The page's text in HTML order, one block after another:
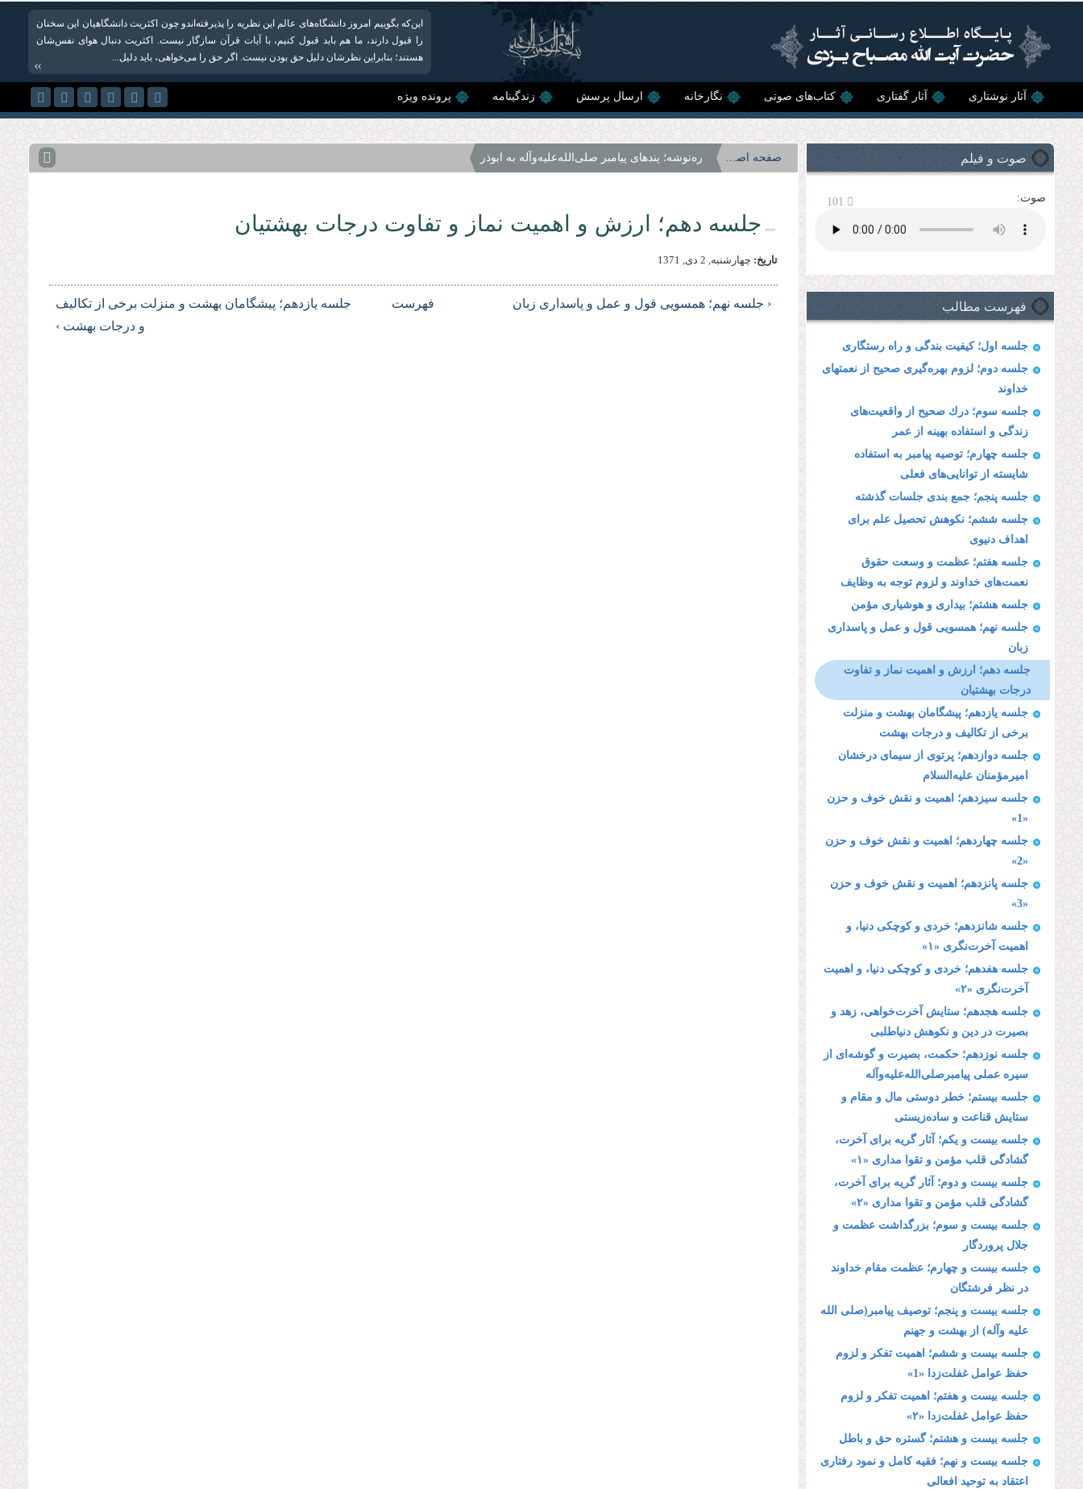
این‌که بگوییم امروز دانشگاه‌های عالم این‌ نظریه را پذیرفته‌اندو چون اکثریت دانشگاهیان این سخنان
را قبول دارند، ما هم باید قبول کنیم، با آیات قرآن سازگار نیست. اکثریت دنبال هوای نفس‌شان
هستند؛ بنابراین نظرشان دلیل حق بودن نیست. اگر حق را می‌خواهی، باید دلیل...
»
آثار نوشتاری آثار گفتاری کتاب‌های صوتی نگارخانه ارسال پرسش زندگینامه پرونده ویژه
صوت و فیلم
صوت:
فهرست مطالب
جلسه اول؛ كیفیت بندگى و راه رستگارى
جلسه دوم؛ لزوم بهره‌گیرى صحیح از نعمتهاى
خداوند
جلسه سوم؛ درك صحیح از واقعیت‌هاى
زندگى و استفاده بهینه از عمر
جلسه چهارم؛ توصیه پیامبر به استفاده
شایسته از توانایى‌هاى فعلى
جلسه پنجم؛ جمع بندی جلسات گذشته
جلسه ششم؛ نكوهش تحصیل علم براى
اهداف دنیوى
جلسه هفتم؛ عظمت و وسعت حقوق
نعمت‌هاى خداوند و لزوم توجه به وظایف
جلسه هشتم؛ بیدارى و هوشیارى مؤمن
جلسه نهم؛ همسویى قول و عمل و پاسدارى
زبان
جلسه دهم؛ ارزش و اهمیت نماز و تفاوت
درجات بهشتیان
جلسه یازدهم؛ پیشگامان بهشت و منزلت
برخى از تكالیف و درجات بهشت
جلسه دوازدهم؛ پرتوی از سیمای درخشان
امیرمؤمنان علیه‌السلام
جلسه سیزدهم؛ اهمیت و نقش خوف و حزن
«1»
جلسه چهاردهم؛ اهمیت و نقش خوف و حزن
«2»
جلسه پانزدهم؛ اهمیت و نقش خوف و حزن
«3»
جلسه شانزدهم؛ خردى و كوچكى دنیا، و
اهمیت آخرت‌نگرى «۱»
جلسه هفدهم؛ خردى و كوچكى دنیا، و اهمیت
آخرت‌نگرى «۲»
جلسه هجدهم؛ ستایش آخرت‌خواهى، زهد و
بصیرت در دین و نكوهش دنیاطلبى
جلسه نوزدهم؛ حكمت، بصیرت و گوشه‌اى از
سیره عملى پیامبرصلی‌الله‌علیه‌وآله
جلسه بیستم؛ خطر دوستى مال و مقام و
ستایش قناعت و ساده‌زیستى
جلسه بیست و یکم؛ آثار گریه براى آخرت،
گشادگى قلب مؤمن و تقوا مدارى «۱»
جلسه بیست و دوم؛ آثار گریه براى آخرت،
گشادگى قلب مؤمن و تقوا مدارى «۲»
جلسه بیست و سوم؛ بزرگداشت عظمت و
جلال پروردگار
جلسه بیست و چهارم؛ عظمت مقام خداوند
در نظر فرشتگان
جلسه بیست و پنجم؛ توصیف پیامبر(صلى الله
علیه وآله) از بهشت و جهنم
جلسه بیست و ششم؛ اهمیت تفكر و لزوم
حفظ عوامل غفلت‌زدا «1»
جلسه بیست و هفتم؛ اهمیت تفكر و لزوم
حفظ عوامل غفلت‌زدا «۲»
جلسه بیست و هشتم؛ گستره حق و باطل
جلسه بیست و نهم؛ فقیه كامل و نمود رفتارى
اعتقاد به توحید افعالى
صفحه اصلی ره‌توشه؛ پندهای پیامبر صلى‌الله‌علیه‌وآله به ابوذر
جلسه دهم؛ ارزش و اهمیت نماز و تفاوت درجات بهشتیان
تاریخ: چهارشنبه, 2 دى, 1371
‹ جلسه نهم؛ همسویى قول و عمل و پاسدارى زبان فهرست
جلسه یازدهم؛ پیشگامان بهشت و منزلت برخى از تكالیف
و درجات بهشت ›